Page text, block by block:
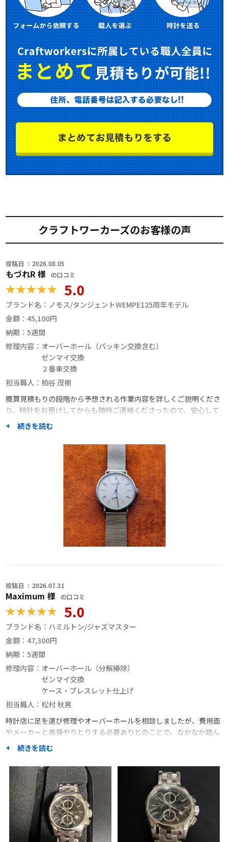
クラフトワーカーズのお客様の声
投稿日 ：2026.08.05
もづれR 様 の口コミ
5.0
ブランド名： ノモス/タンジェントWEMPE125周年モデル
金額：45,100円
納期：5週間
修理内容： オーバーホール（パッキン交換含む）
ゼンマイ交換
２番車交換
担当職人： 柏谷 茂樹
概算見積もりの段階から予想される作業内容を詳しくご説明くださ
り、時計をお預けしてからも随時ご連絡くださったので、安心して
お任せできました。
修理後に気になったことについて質問した際にも詳しくお答えいた
総じてご説明が明解なので、大変頼もしく感じました。
複数の職人さんに一括見積もりを依頼できること、職人さんごとの
プロフィールや修理事例がよくわかることがよいと思い、利用しま
また機会があれば、ぜひお願いしたいと思います。
職人からのコメント
+ 続きを読む
投稿日 ：2026.07.31
Maximum 様 の口コミ
5.0
ブランド名： ハミルトン/ジャズマスター
金額：47,300円
納期：5週間
修理内容： オーバーホール（分解掃除）
ゼンマイ交換
ケース・ブレスレット仕上げ
担当職人：松村 秋男
時計店に足を運び修理やオーバーホールを相談しましたが、費用面
やメーカーと直接やりとりする必要ありとのことで、なかなか踏ん
切りがつかないままでしたが、ネット検索したところ
Craftworkersさんにたどり着きました。
口コミでの評判も高く、見積もりや内容説明などのやり取りもレス
ポンスが良かったので、お願いすることにしました。発送用の梱包
資材の受領や時計の発送、代引きでの支払い含めてスムーズで特に
不安は感じませんでした。修理の仕上がりにも満足しています。
職人からのコメント
+ 続きを読む